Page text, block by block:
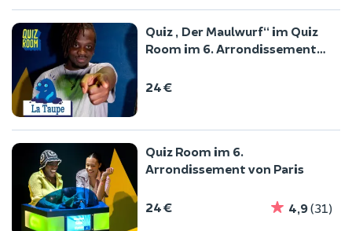
Quiz „Der Maulwurf“ im Quiz
Room im 6. Arrondissement
24 €
Quiz Room im 6.
Arrondissement von Paris
24 € 4,9(31)